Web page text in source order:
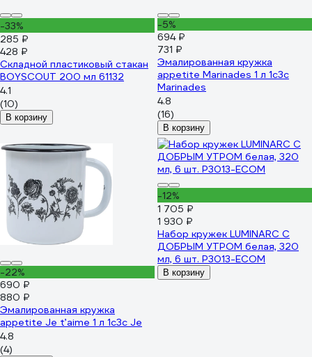
-33%
285 ₽
428 ₽
Складной пластиковый стакан
BOYSCOUT 200 мл 61132
4.1
(10)
В корзину
-5%
694 ₽
731 ₽
Эмалированная кружка
appetite Marinades 1 л 1с3с
Marinades
4.8
(16)
В корзину
-22%
690 ₽
880 ₽
Эмалированная кружка
appetite Je t’aime 1 л 1с3с Je
4.8
(4)
-12%
1 705 ₽
1 930 ₽
Набор кружек LUMINARC С
ДОБРЫМ УТРОМ белая, 320
мл, 6 шт. P3013-ECOM
В корзину